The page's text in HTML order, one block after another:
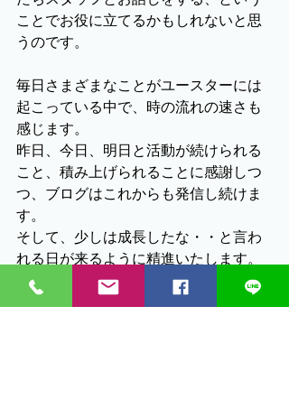
ことでお役に立てるかもしれないと思
うのです。
毎日さまざまなことがユースターには
起こっている中で、時の流れの速さも
感じます。
昨日、今日、明日と活動が続けられる
こと、積み上げられることに感謝しつ
つ、ブログはこれからも発信し続けま
す。
そして、少しは成長したな・・と言わ
れる日が来るように精進いたします。
これからも、どうぞよろしくお願いし